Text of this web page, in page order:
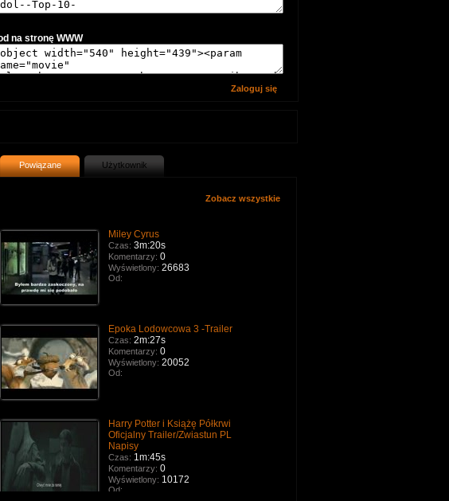
na stronę WWW
Zaloguj się
Powiązane Użytkownik
Zobacz wszystkie
Miley Cyrus
Czas: 3m:20s
Komentarzy: 0
Wyświetlony: 26683
Od:
Epoka Lodowcowa 3 -Trailer
Czas: 2m:27s
Komentarzy: 0
Wyświetlony: 20052
Od:
Harry Potter i Książę Półkrwi
Oficjalny Trailer/Zwiastun PL
Napisy
Czas: 1m:45s
Komentarzy: 0
Wyświetlony: 10172
Od: